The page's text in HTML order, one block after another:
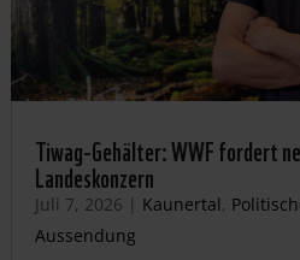
Tiwag-Gehälter: WWF fordert
Landeskonzern
Juli 7, 2026 | Kaunertal,
Aussendung